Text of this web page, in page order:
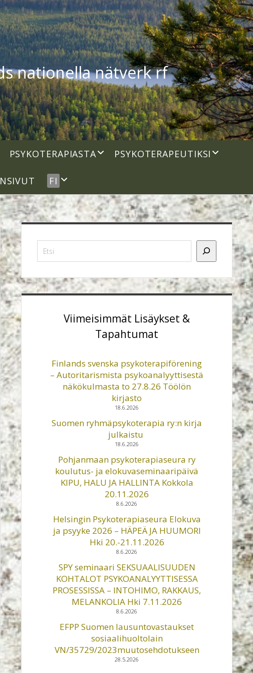
nationella nätverk rf
PSYKOTERAPIASTAopen
dropdown
PSYKOTERAPEUTIKSI open
FI open
menu
Sidebar
Viimeisimmät Lisäykset &
Tapahtumat
Finlands svenska psykoterapiförening
– Autoritarismista psykoanalyyttisestä
näkökulmasta to 27.8.26 Töölön
kirjasto
18.6.2026
Suomen ryhmäpsykoterapia ry:n kirja
julkaistu
18.6.2026
Pohjanmaan psykoterapiaseura ry
koulutus- ja elokuvaseminaaripäivä
KIPU, HALU JA HALLINTA Kokkola
20.11.2026
8.6.2026
Helsingin Psykoterapiaseura Elokuva
ja psyyke 2026 – HÄPEÄ JA HUUMORI
Hki 20.-21.11.2026
8.6.2026
SPY seminaari SEKSUAALISUUDEN
KOHTALOT PSYKOANALYYTTISESSA
PROSESSISSA – INTOHIMO, RAKKAUS,
MELANKOLIA Hki 7.11.2026
8.6.2026
EFPP Suomen lausuntovastaukset
sosiaalihuoltolain
VN/35729/2023muutosehdotukseen
28.5.2026